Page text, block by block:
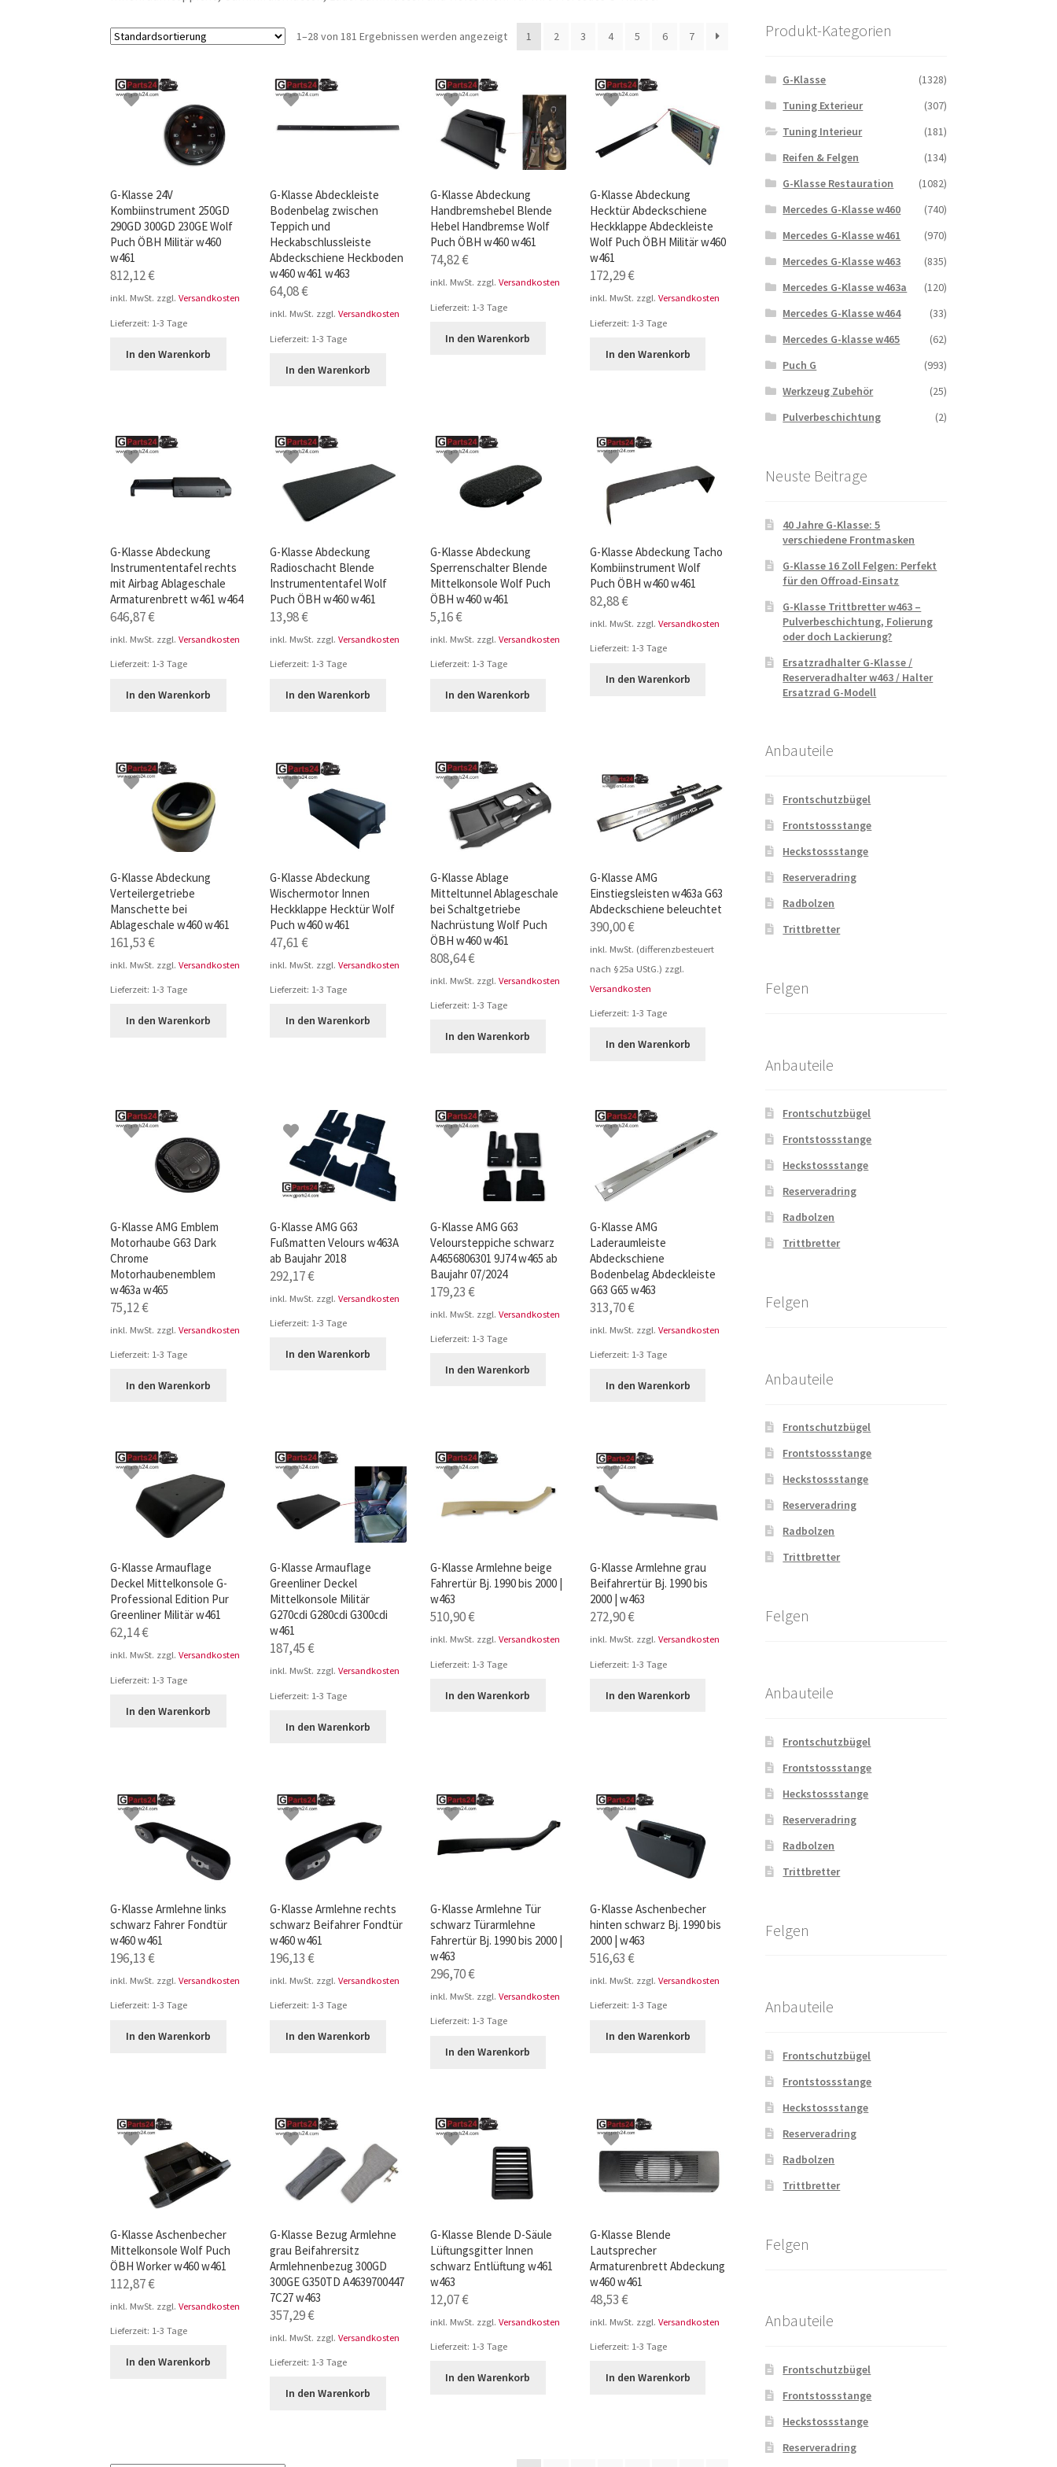
TOP-Seller: G-Klasse Trittbretter schwarz für den w463 AGB – Allgemeine Geschäftsbedingungen AGB Design
1–28 von 181 Ergebnissen werden angezeigt 1 2 3 4 5 6 7
G-Klasse 24V
Kombiinstrument 250GD
290GD 300GD 230GE Wolf
Puch ÖBH Militär w460
w461
812,12€
inkl. MwSt. zzgl.Versandkosten
Lieferzeit: 1-3 Tage
In den Warenkorb
G-Klasse Abdeckleiste
Bodenbelag zwischen
Teppich und
Heckabschlussleiste
Abdeckschiene Heckboden
w460 w461 w463
64,08€
inkl. MwSt. zzgl.Versandkosten
Lieferzeit: 1-3 Tage
In den Warenkorb
G-Klasse Abdeckung
Handbremshebel Blende
Hebel Handbremse Wolf
Puch ÖBH w460 w461
74,82€
inkl. MwSt. zzgl. Versandkosten
Lieferzeit: 1-3 Tage
In den Warenkorb
G-Klasse Abdeckung
Hecktür Abdeckschiene
Heckklappe Abdeckleiste
Wolf Puch ÖBH Militär w460
w461
172,29€
inkl. MwSt. zzgl. Versandkosten
Lieferzeit: 1-3 Tage
In den Warenkorb
G-Klasse Abdeckung
Instrumententafel rechts
mit Airbag Ablageschale
Armaturenbrett w461 w464
646,87€
inkl. MwSt. zzgl.Versandkosten
Lieferzeit: 1-3 Tage
In den Warenkorb
G-Klasse Abdeckung
Radioschacht Blende
Instrumententafel Wolf
Puch ÖBH w460 w461
13,98€
inkl. MwSt. zzgl.Versandkosten
Lieferzeit: 1-3 Tage
In den Warenkorb
G-Klasse Abdeckung
Sperrenschalter Blende
Mittelkonsole Wolf Puch
ÖBH w460 w461
5,16€
inkl. MwSt. zzgl. Versandkosten
Lieferzeit: 1-3 Tage
In den Warenkorb
G-Klasse Abdeckung Tacho
Kombiinstrument Wolf
Puch ÖBH w460 w461
82,88€
inkl. MwSt. zzgl. Versandkosten
Lieferzeit: 1-3 Tage
In den Warenkorb
G-Klasse Abdeckung
Verteilergetriebe
Manschette bei
Ablageschale w460 w461
161,53€
inkl. MwSt. zzgl.Versandkosten
Lieferzeit: 1-3 Tage
In den Warenkorb
G-Klasse Abdeckung
Wischermotor Innen
Heckklappe Hecktür Wolf
Puch w460 w461
47,61€
inkl. MwSt. zzgl.Versandkosten
Lieferzeit: 1-3 Tage
In den Warenkorb
G-Klasse Ablage
Mitteltunnel Ablageschale
bei Schaltgetriebe
Nachrüstung Wolf Puch
ÖBH w460 w461
808,64€
inkl. MwSt. zzgl. Versandkosten
Lieferzeit: 1-3 Tage
In den Warenkorb
G-Klasse AMG
Einstiegsleisten w463a G63
Abdeckschiene beleuchtet
390,00€
inkl. MwSt. (differenzbesteuert
nach §25a UStG.) zzgl.
Versandkosten
Lieferzeit: 1-3 Tage
In den Warenkorb
G-Klasse AMG Emblem
Motorhaube G63 Dark
Chrome
Motorhaubenemblem
w463a w465
75,12€
inkl. MwSt. zzgl.Versandkosten
Lieferzeit: 1-3 Tage
In den Warenkorb
G-Klasse AMG G63
Fußmatten Velours w463A
ab Baujahr 2018
292,17€
inkl. MwSt. zzgl.Versandkosten
Lieferzeit: 1-3 Tage
In den Warenkorb
G-Klasse AMG G63
Veloursteppiche schwarz
A4656806301 9J74 w465 ab
Baujahr 07/2024
179,23€
inkl. MwSt. zzgl. Versandkosten
Lieferzeit: 1-3 Tage
In den Warenkorb
G-Klasse AMG
Laderaumleiste
Abdeckschiene
Bodenbelag Abdeckleiste
G63 G65 w463
313,70€
inkl. MwSt. zzgl. Versandkosten
Lieferzeit: 1-3 Tage
In den Warenkorb
G-Klasse Armauflage
Deckel Mittelkonsole G-
Professional Edition Pur
Greenliner Militär w461
62,14€
inkl. MwSt. zzgl.Versandkosten
Lieferzeit: 1-3 Tage
In den Warenkorb
G-Klasse Armauflage
Greenliner Deckel
Mittelkonsole Militär
G270cdi G280cdi G300cdi
w461
187,45€
inkl. MwSt. zzgl.Versandkosten
Lieferzeit: 1-3 Tage
In den Warenkorb
G-Klasse Armlehne beige
Fahrertür Bj. 1990 bis 2000 |
w463
510,90€
inkl. MwSt. zzgl. Versandkosten
Lieferzeit: 1-3 Tage
In den Warenkorb
G-Klasse Armlehne grau
Beifahrertür Bj. 1990 bis
2000 | w463
272,90€
inkl. MwSt. zzgl. Versandkosten
Lieferzeit: 1-3 Tage
In den Warenkorb
G-Klasse Armlehne links
schwarz Fahrer Fondtür
w460 w461
196,13€
inkl. MwSt. zzgl.Versandkosten
Lieferzeit: 1-3 Tage
In den Warenkorb
G-Klasse Armlehne rechts
schwarz Beifahrer Fondtür
w460 w461
196,13€
inkl. MwSt. zzgl.Versandkosten
Lieferzeit: 1-3 Tage
In den Warenkorb
G-Klasse Armlehne Tür
schwarz Türarmlehne
Fahrertür Bj. 1990 bis 2000 |
w463
296,70€
inkl. MwSt. zzgl. Versandkosten
Lieferzeit: 1-3 Tage
In den Warenkorb
G-Klasse Aschenbecher
hinten schwarz Bj. 1990 bis
2000 | w463
516,63€
inkl. MwSt. zzgl. Versandkosten
Lieferzeit: 1-3 Tage
In den Warenkorb
G-Klasse Aschenbecher
Mittelkonsole Wolf Puch
ÖBH Worker w460 w461
112,87€
inkl. MwSt. zzgl.Versandkosten
Lieferzeit: 1-3 Tage
In den Warenkorb
G-Klasse Bezug Armlehne
grau Beifahrersitz
Armlehnenbezug 300GD
300GE G350TD A4639700447
7C27 w463
357,29€
inkl. MwSt. zzgl.Versandkosten
Lieferzeit: 1-3 Tage
In den Warenkorb
G-Klasse Blende D-Säule
Lüftungsgitter Innen
schwarz Entlüftung w461
w463
12,07€
inkl. MwSt. zzgl. Versandkosten
Lieferzeit: 1-3 Tage
In den Warenkorb
G-Klasse Blende
Lautsprecher
Armaturenbrett Abdeckung
w460 w461
48,53€
inkl. MwSt. zzgl. Versandkosten
Lieferzeit: 1-3 Tage
In den Warenkorb
Produkt-Kategorien
G-Klasse
(1328)
Tuning Exterieur
(307)
Tuning Interieur
(181)
Reifen & Felgen
(134)
G-Klasse Restauration
(1082)
Mercedes G-Klasse w460
(740)
Mercedes G-Klasse w461
(970)
Mercedes G-Klasse w463
(835)
Mercedes G-Klasse w463a
(120)
Mercedes G-Klasse w464
(33)
Mercedes G-klasse w465
(62)
Puch G
(993)
Werkzeug Zubehör
(25)
Pulverbeschichtung
(2)
Neuste Beitrage
40 Jahre G-Klasse: 5
verschiedene Frontmasken
G-Klasse 16 Zoll Felgen: Perfekt
für den Offroad-Einsatz
G-Klasse Trittbretter w463 –
Pulverbeschichtung, Folierung
oder doch Lackierung?
Ersatzradhalter G-Klasse /
Reserveradhalter w463 / Halter
Ersatzrad G-Modell
Anbauteile
Frontschutzbügel
Frontstossstange
Heckstossstange
Reserveradring
Radbolzen
Trittbretter
Felgen
Anbauteile
Frontschutzbügel
Frontstossstange
Heckstossstange
Reserveradring
Radbolzen
Trittbretter
Felgen
Anbauteile
Frontschutzbügel
Frontstossstange
Heckstossstange
Reserveradring
Radbolzen
Trittbretter
Felgen
Anbauteile
Frontschutzbügel
Frontstossstange
Heckstossstange
Reserveradring
Radbolzen
Trittbretter
Felgen
Anbauteile
Frontschutzbügel
Frontstossstange
Heckstossstange
Reserveradring
Radbolzen
Trittbretter
Felgen
Anbauteile
Frontschutzbügel
Frontstossstange
Heckstossstange
Reserveradring